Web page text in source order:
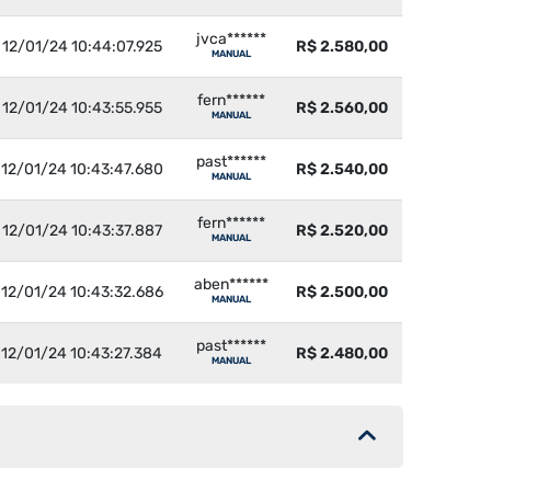
12/01/24 10:44:07.925 jvca******
MANUAL R$ 2.580,00
12/01/24 10:43:55.955 fern******
MANUAL R$ 2.560,00
12/01/24 10:43:47.680 past******
MANUAL R$ 2.540,00
12/01/24 10:43:37.887 fern******
MANUAL R$ 2.520,00
12/01/24 10:43:32.686 aben******
MANUAL R$ 2.500,00
12/01/24 10:43:27.384 past******
MANUAL R$ 2.480,00